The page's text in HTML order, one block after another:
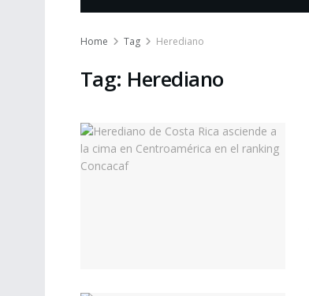
Home Tag Herediano
Tag: Herediano